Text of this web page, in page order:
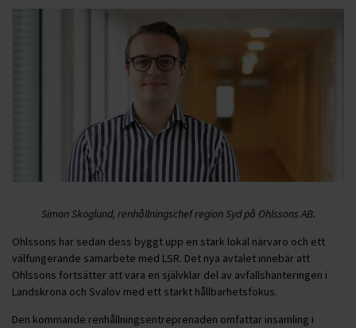
Simon Skoglund, renhållningschef region Syd på Ohlssons AB.
Ohlssons har sedan dess byggt upp en stark lokal närvaro och ett
välfungerande samarbete med LSR. Det nya avtalet innebär att
Ohlssons fortsätter att vara en självklar del av avfallshanteringen i
Landskrona och Svalöv med ett starkt hållbarhetsfokus.
Den kommande renhållningsentreprenaden omfattar insamling i